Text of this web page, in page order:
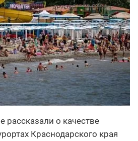
рассказали о качестве
Краснодарского края